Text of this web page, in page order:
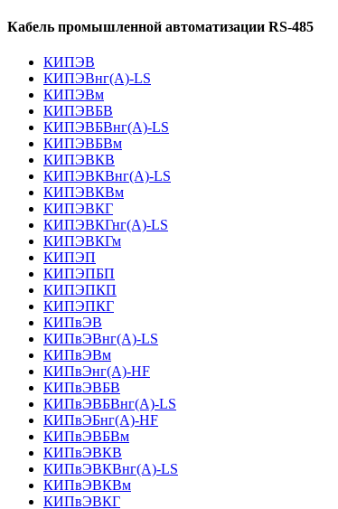
Кабель промышленной автоматизации RS-485
КИПЭВ
КИПЭВнг(А)-LS
КИПЭВм
КИПЭВБВ
КИПЭВБВнг(А)-LS
КИПЭВБВм
КИПЭВКВ
КИПЭВКВнг(А)-LS
КИПЭВКВм
КИПЭВКГ
КИПЭВКГнг(А)-LS
КИПЭВКГм
КИПЭП
КИПЭПБП
КИПЭПКП
КИПЭПКГ
КИПвЭВ
КИПвЭВнг(А)-LS
КИПвЭВм
КИПвЭнг(А)-HF
КИПвЭВБВ
КИПвЭВБВнг(А)-LS
КИПвЭБнг(А)-HF
КИПвЭВБВм
КИПвЭВКВ
КИПвЭВКВнг(А)-LS
КИПвЭВКВм
КИПвЭВКГ